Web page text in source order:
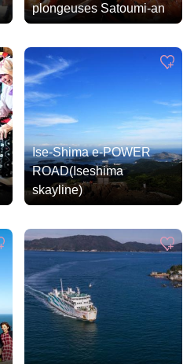
plongeuses Satoumi-an
Ise-Shima e-POWER
ROAD(Iseshima
skayline)